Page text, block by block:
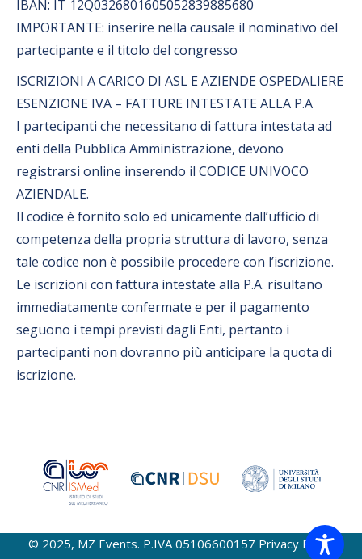
IBAN: IT 12Q0326801605052839885680
IMPORTANTE: inserire nella causale il nominativo del
partecipante e il titolo del congresso
ISCRIZIONI A CARICO DI ASL E AZIENDE OSPEDALIERE
ESENZIONE IVA – FATTURE INTESTATE ALLA P.A
I partecipanti che necessitano di fattura intestata ad
enti della Pubblica Amministrazione, devono
registrarsi online inserendo il CODICE UNIVOCO
AZIENDALE.
Il codice è fornito solo ed unicamente dall’ufficio di
competenza della propria struttura di lavoro, senza
tale codice non è possibile procedere con l’iscrizione.
Le iscrizioni con fattura intestate alla P.A. risultano
immediatamente confermate e per il pagamento
seguono i tempi previsti dagli Enti, pertanto i
partecipanti non dovranno più anticipare la quota di
iscrizione.
© 2025, MZ Events. P.IVA 05106600157 Privacy Policy